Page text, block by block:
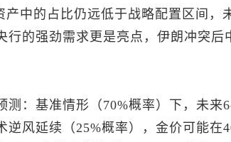
产中的占比仍远低于战略配置区间，
行的强劲需求更是亮点，伊朗冲突后
测：基准情形（70%概率）下，未来
逆风延续（25%概率），金价可能在